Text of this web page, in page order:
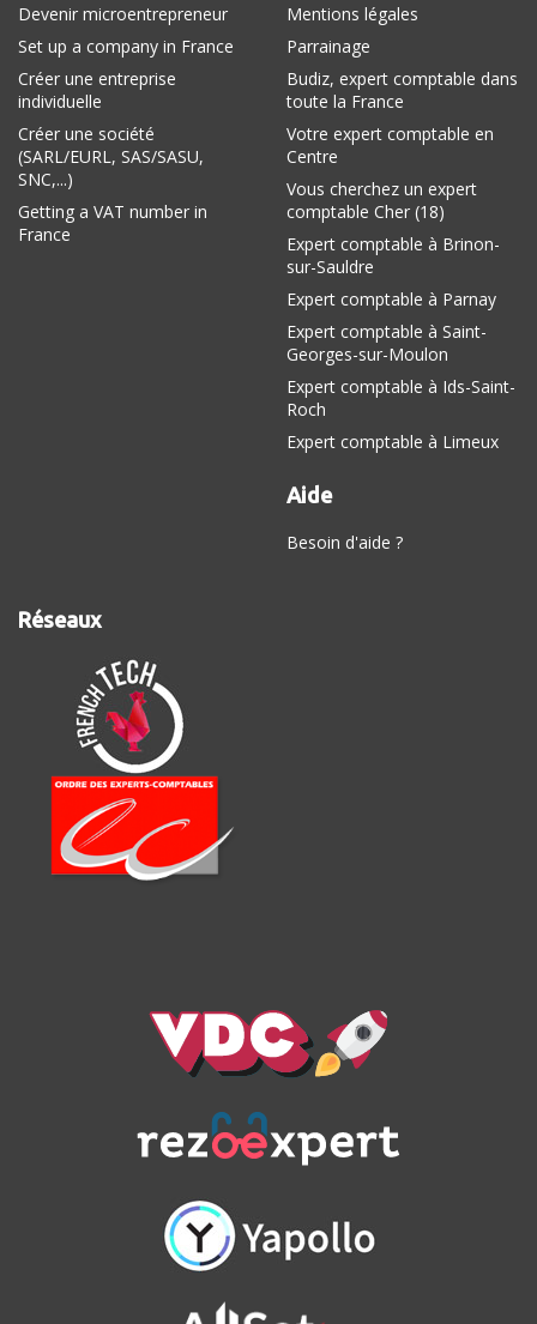
Devenir microentrepreneur
Set up a company in France
Créer une entreprise
individuelle
Créer une société
(SARL/EURL, SAS/SASU,
SNC,...)
Getting a VAT number in
France
Mentions légales
Parrainage
Budiz, expert comptable dans
toute la France
Votre expert comptable en
Centre
Vous cherchez un expert
comptable Cher (18)
Expert comptable à Brinon-
sur-Sauldre
Expert comptable à Parnay
Expert comptable à Saint-
Georges-sur-Moulon
Expert comptable à Ids-Saint-
Roch
Expert comptable à Limeux
Aide
Besoin d'aide ?
Réseaux